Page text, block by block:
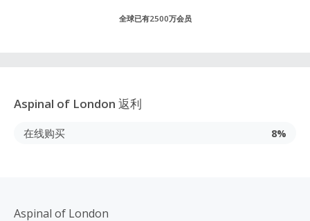
全球已有2500万会员
Aspinal of London 返利
在线购买 8%
Aspinal of London